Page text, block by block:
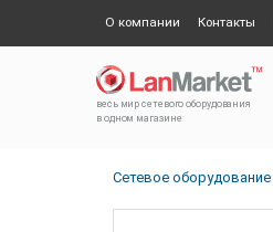
О компании Контакты
весь мир сетевого оборудования
в одном магазине
Сетевое оборудование